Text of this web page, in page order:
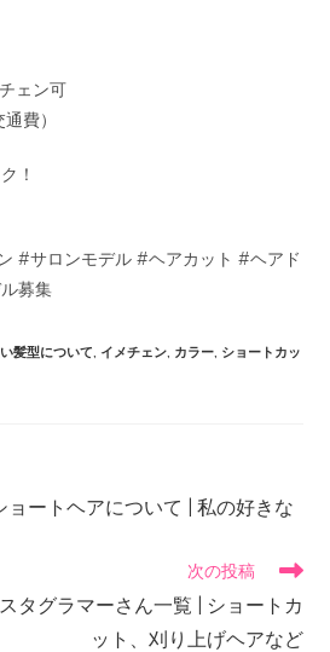
ェン可
費）
！
#サロンモデル #ヘアカット #ヘアド
募集
髪型について, イメチェン, カラー, ショートカッ
ートヘアについて | 私の好きな
次の投稿
タグラマーさん一覧 | ショートカ
ット、刈り上げヘアなど